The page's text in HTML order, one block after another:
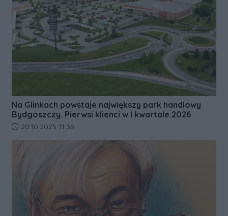
Na Glinkach powstaje największy park handlowy
Bydgoszczy. Pierwsi klienci w I kwartale 2026
Data dodania artykułu:
20.10.2025 11:36